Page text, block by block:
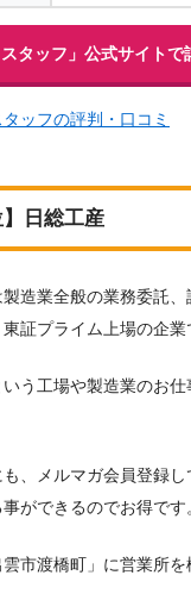
スタッフ」公式サイトで
ッフの評判・口コミ
】日総工産
造業全般の業務委託
証プライム上場の企業
いう工場や製造業のお
、メルマガ会員登録
ができるのでお得です
市渡橋町」に営業所を